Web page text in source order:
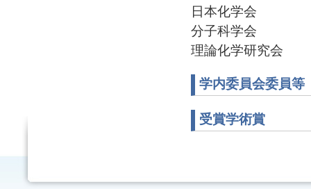
日本化学会
分子科学会
理論化学研究会
学内委員会委員等
受賞学術賞